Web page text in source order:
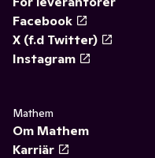
Facebook
X (f.d Twitter)
Instagram
Mathem
Om Mathem
Karriär